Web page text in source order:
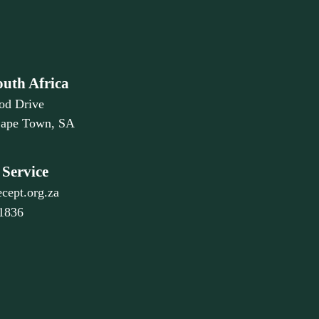
Africa
Drive
Town, SA